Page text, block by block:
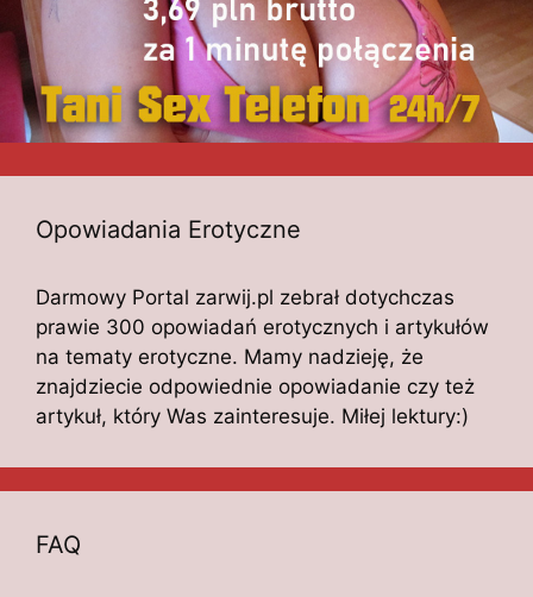
Opowiadania Erotyczne
Darmowy Portal zarwij.pl zebrał dotychczas
prawie 300 opowiadań erotycznych i artykułów
na tematy erotyczne. Mamy nadzieję, że
znajdziecie odpowiednie opowiadanie czy też
artykuł, który Was zainteresuje. Miłej lektury:)
FAQ